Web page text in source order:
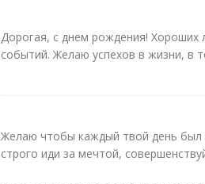
Дорогая, с днем рождения!
событий. Желаю успехов в жизни, в
Желаю чтобы каждый твой день был
строго иди за мечтой,